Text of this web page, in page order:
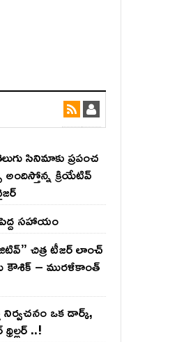
సినిమాకు ప్రపంచ
అందిస్తోన్న క్రియేటివ్
సహాయం
చిత్ర టీజర్ లాంచ్
కౌశిక్ – మురళీకాంత్
ఒక డార్క్,
..!